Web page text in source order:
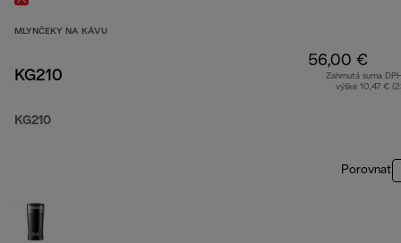
MLYNČEKY NA KÁVU
KG210
KG210
56,00 €
Zahrnutá suma
výške 10,47 €
Porovnať